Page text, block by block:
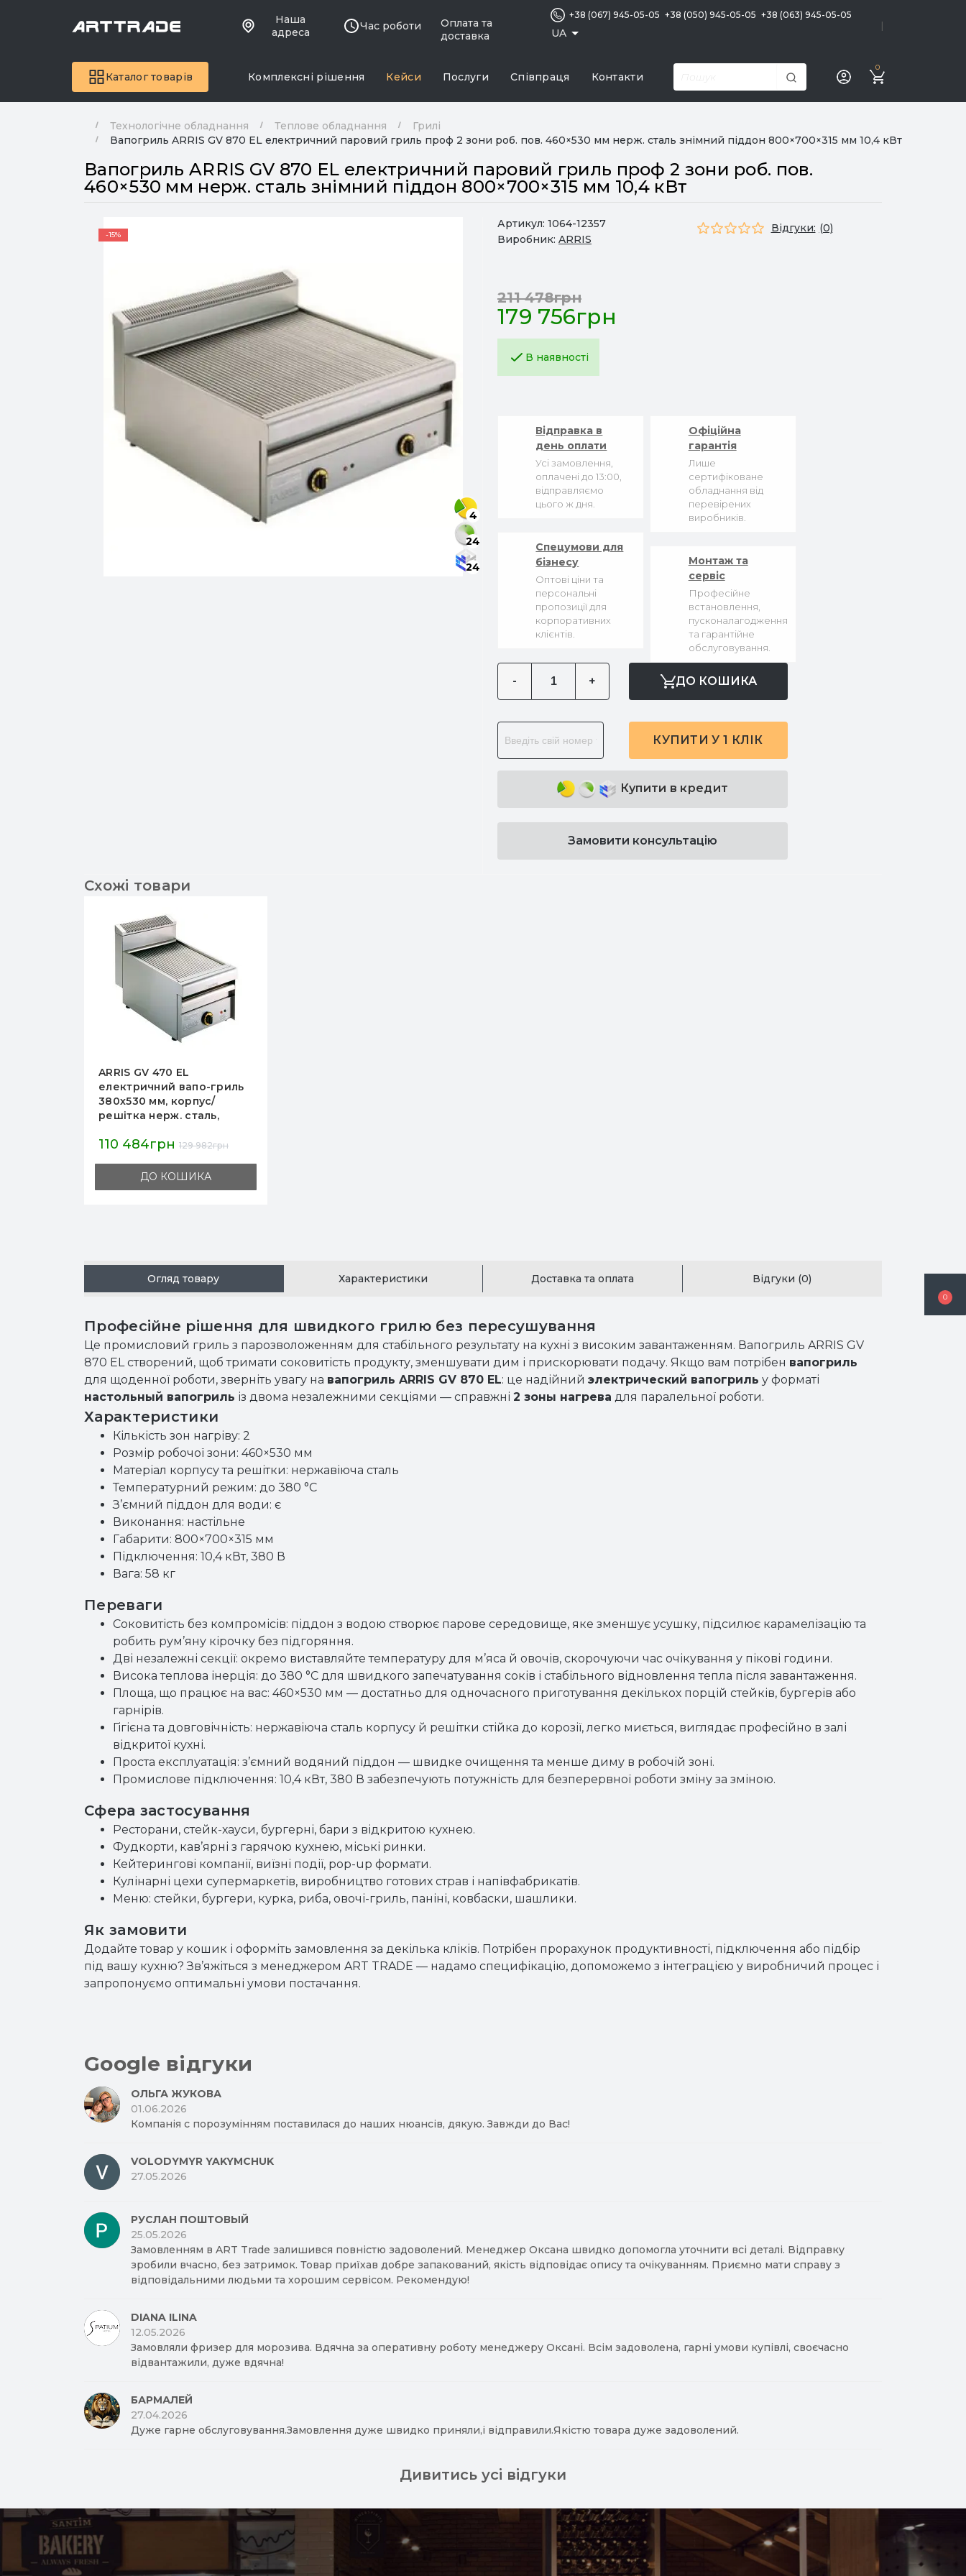
0
Наша
адреса
Час роботи
Оплата та
доставка
UA
+38 (067) 945-05-05 +38 (050) 945-05-05 +38 (063) 945-05-05
Каталог товарів Комплексні рішення Кейси Послуги Співпраця Контакти
0
Технологічне обладнання Теплове обладнання
Грилі
Вапогриль ARRIS GV 870 EL електричний паровий гриль проф 2 зони роб. пов. 460×530 мм нерж. сталь знімний піддон 800×700×315 мм 10,4 кВт
Вапогриль ARRIS GV 870 EL електричний паровий гриль проф 2 зони роб. пов.
460×530 мм нерж. сталь знімний піддон 800×700×315 мм 10,4 кВт
-15%
4
24
24
Артикул: 1064-12357
Виробник: ARRIS
Відгуки: (0)
179 756грн
211 478грн
В наявності
Відправка в
день оплати
Усі замовлення,
оплачені до 13:00,
відправляємо
цього ж дня.
Офіційна
гарантія
Лише
сертифіковане
обладнання від
перевірених
виробників.
Спецумови для
бізнесу
Оптові ціни та
персональні
пропозиції для
корпоративних
клієнтів.
Монтаж та
сервіс
Професійне
встановлення,
пусконалагодження
та гарантійне
обслуговування.
- + ДО КОШИКА
КУПИТИ У 1 КЛІК
Купити в кредит
Замовити консультацію
Схожі товари
ARRIS GV 470 EL
електричний вапо-гриль
380х530 мм, корпус/
решітка нерж. сталь,
420х700х315 мм, для
110 484грн 129 982грн
ДО КОШИКА
Огляд товару Характеристики Доставка та оплата Відгуки (0)
Професійне рішення для швидкого грилю без пересушування
Це промисловий гриль з парозволоженням для стабільного результату на кухні з високим завантаженням. Вапогриль ARRIS GV
870 EL створений, щоб тримати соковитість продукту, зменшувати дим і прискорювати подачу. Якщо вам потрібен вапогриль
для щоденної роботи, зверніть увагу на вапогриль ARRIS GV 870 EL: це надійний электрический вапогриль у форматі
настольный вапогриль із двома незалежними секціями — справжні 2 зоны нагрева для паралельної роботи.
Характеристики
Кількість зон нагріву: 2
Розмір робочої зони: 460×530 мм
Матеріал корпусу та решітки: нержавіюча сталь
Температурний режим: до 380 °С
З’ємний піддон для води: є
Виконання: настільне
Габарити: 800×700×315 мм
Підключення: 10,4 кВт, 380 В
Вага: 58 кг
Переваги
Соковитість без компромісів: піддон з водою створює парове середовище, яке зменшує усушку, підсилює карамелізацію та
робить рум’яну кірочку без підгоряння.
Дві незалежні секції: окремо виставляйте температуру для м’яса й овочів, скорочуючи час очікування у пікові години.
Висока теплова інерція: до 380 °С для швидкого запечатування соків і стабільного відновлення тепла після завантаження.
Площа, що працює на вас: 460×530 мм — достатньо для одночасного приготування декількох порцій стейків, бургерів або
гарнірів.
Гігієна та довговічність: нержавіюча сталь корпусу й решітки стійка до корозії, легко миється, виглядає професійно в залі
відкритої кухні.
Проста експлуатація: з’ємний водяний піддон — швидке очищення та менше диму в робочій зоні.
Промислове підключення: 10,4 кВт, 380 В забезпечують потужність для безперервної роботи зміну за зміною.
Сфера застосування
Ресторани, стейк-хауси, бургерні, бари з відкритою кухнею.
Фудкорти, кав’ярні з гарячою кухнею, міські ринки.
Кейтерингові компанії, виїзні події, pop-up формати.
Кулінарні цехи супермаркетів, виробництво готових страв і напівфабрикатів.
Меню: стейки, бургери, курка, риба, овочі-гриль, паніні, ковбаски, шашлики.
Як замовити
Додайте товар у кошик і оформіть замовлення за декілька кліків. Потрібен прорахунок продуктивності, підключення або підбір
під вашу кухню? Зв’яжіться з менеджером ART TRADE — надамо специфікацію, допоможемо з інтеграцією у виробничий процес і
запропонуємо оптимальні умови постачання.
Google відгуки
ОЛЬГА ЖУКОВА
01.06.2026
Компанія с порозумінням поставилася до наших нюансів, дякую. Завжди до Вас!
VOLODYMYR YAKYMCHUK
27.05.2026
РУСЛАН ПОШТОВЫЙ
25.05.2026
Замовленням в ART Trade залишився повністю задоволений. Менеджер Оксана швидко допомогла уточнити всі деталі. Відправку
зробили вчасно, без затримок. Товар приїхав добре запакований, якість відповідає опису та очікуванням. Приємно мати справу з
відповідальними людьми та хорошим сервісом. Рекомендую!
DIANA ILINA
12.05.2026
Замовляли фризер для морозива. Вдячна за оперативну роботу менеджеру Оксані. Всім задоволена, гарні умови купівлі, своєчасно
відвантажили, дуже вдячна!
БАРМАЛЕЙ
27.04.2026
Дуже гарне обслуговування.Замовлення дуже швидко приняли,і відправили.Якістю товара дуже задоволений.
Дивитись усі відгуки